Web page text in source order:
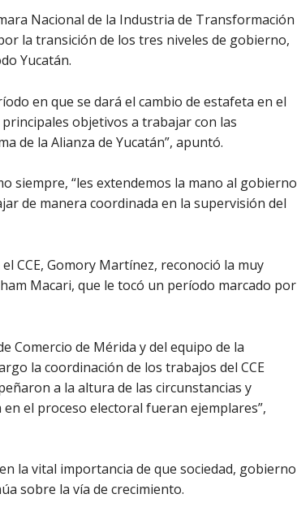
Nacional de la Industria de Transformación
la transición de los tres niveles de gobierno,
Yucatán.
en que se dará el cambio de estafeta en el
objetivos a trabajar con las
de la Alianza de Yucatán”, apuntó.
siempre, “les extendemos la mano al gobierno
de manera coordinada en la supervisión del
CCE, Gomory Martínez, reconoció la muy
Macari, que le tocó un período marcado por
Comercio de Mérida y del equipo de la
la coordinación de los trabajos del CCE
a la altura de las circunstancias y
el proceso electoral fueran ejemplares”,
la vital importancia de que sociedad, gobierno
sobre la vía de crecimiento.